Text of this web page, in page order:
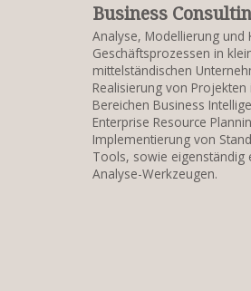
Business
Analyse, Modellierung und
Geschäftsprozessen in
mittelständischen
Realisierung von Projekten
Bereichen Business
Enterprise Resource
Implementierung von
Tools, sowie eigenständig
Analyse-Werkzeugen.